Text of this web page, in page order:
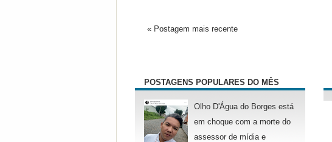
« Postagem mais recente
POSTAGENS POPULARES DO MÊS
Olho D'Água do Borges está
em choque com a morte do
assessor de mídia e